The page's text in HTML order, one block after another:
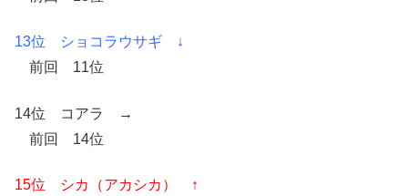
13位 ショコラウサギ ↓
前回 11位
14位 コアラ →
前回 14位
15位 シカ（アカシカ） ↑